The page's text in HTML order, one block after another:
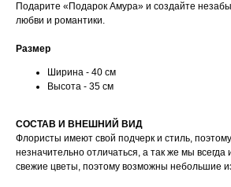
Подарите «Подарок Амура» и создайте
любви и романтики.
Размер
Ширина - 40 см
Высота - 35 см
CОСТАВ И ВНЕШНИЙ ВИД
Флористы имеют свой подчерк и стиль,
незначительно отличаться, а так же мы
свежие цветы, поэтому возможны небольшие